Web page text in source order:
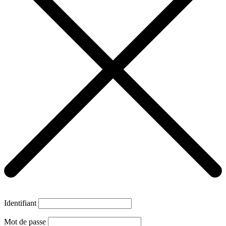
Identifiant
Mot de passe